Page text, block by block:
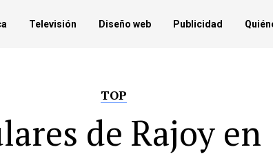
Televisión Diseño web Publicidad
TOP
de Rajoy en